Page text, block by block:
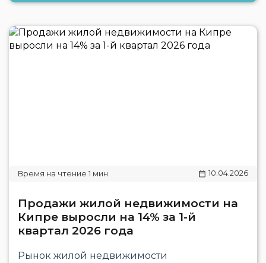
10.04.2026
Продажи жилой недвижимости на
Кипре выросли на 14% за 1-й
квартал 2026 года
Рынок жилой недвижимости